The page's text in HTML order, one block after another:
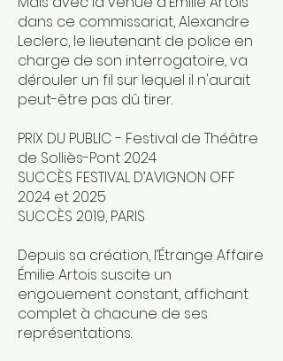
dans ce commissariat, Alexandre
Leclerc, le lieutenant de police en
charge de son interrogatoire, va
dérouler un fil sur lequel il n'aurait
peut-être pas dû tirer.
PRIX DU PUBLIC - Festival de Théâtre
de Solliès-Pont 2024
SUCCÈS FESTIVAL D’AVIGNON OFF
2024 et 2025
SUCCÈS 2019, PARIS
Depuis sa création, l’Étrange Affaire
Émilie Artois suscite un
engouement constant, affichant
complet à chacune de ses
représentations.